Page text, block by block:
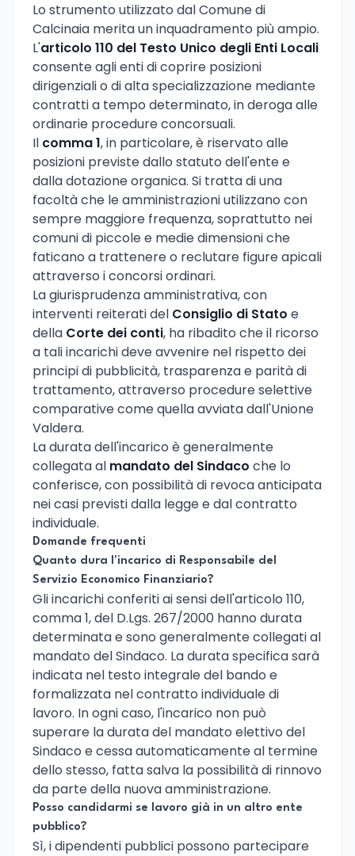
Lo strumento utilizzato dal Comune di
Calcinaia merita un inquadramento più ampio.
L'articolo 110 del Testo Unico degli Enti Locali
consente agli enti di coprire posizioni
dirigenziali o di alta specializzazione mediante
contratti a tempo determinato, in deroga alle
ordinarie procedure concorsuali.
Il comma 1, in particolare, è riservato alle
posizioni previste dallo statuto dell'ente e
dalla dotazione organica. Si tratta di una
facoltà che le amministrazioni utilizzano con
sempre maggiore frequenza, soprattutto nei
comuni di piccole e medie dimensioni che
faticano a trattenere o reclutare figure apicali
attraverso i concorsi ordinari.
La giurisprudenza amministrativa, con
interventi reiterati del Consiglio di Stato e
della Corte dei conti, ha ribadito che il ricorso
a tali incarichi deve avvenire nel rispetto dei
principi di pubblicità, trasparenza e parità di
trattamento, attraverso procedure selettive
comparative come quella avviata dall'Unione
Valdera.
La durata dell'incarico è generalmente
collegata al mandato del Sindaco che lo
conferisce, con possibilità di revoca anticipata
nei casi previsti dalla legge e dal contratto
individuale.
Domande frequenti
Quanto dura l'incarico di Responsabile del
Servizio Economico Finanziario?
Gli incarichi conferiti ai sensi dell'articolo 110,
comma 1, del D.Lgs. 267/2000 hanno durata
determinata e sono generalmente collegati al
mandato del Sindaco. La durata specifica sarà
indicata nel testo integrale del bando e
formalizzata nel contratto individuale di
lavoro. In ogni caso, l'incarico non può
superare la durata del mandato elettivo del
Sindaco e cessa automaticamente al termine
dello stesso, fatta salva la possibilità di rinnovo
da parte della nuova amministrazione.
Posso candidarmi se lavoro già in un altro ente
pubblico?
Sì, i dipendenti pubblici possono partecipare